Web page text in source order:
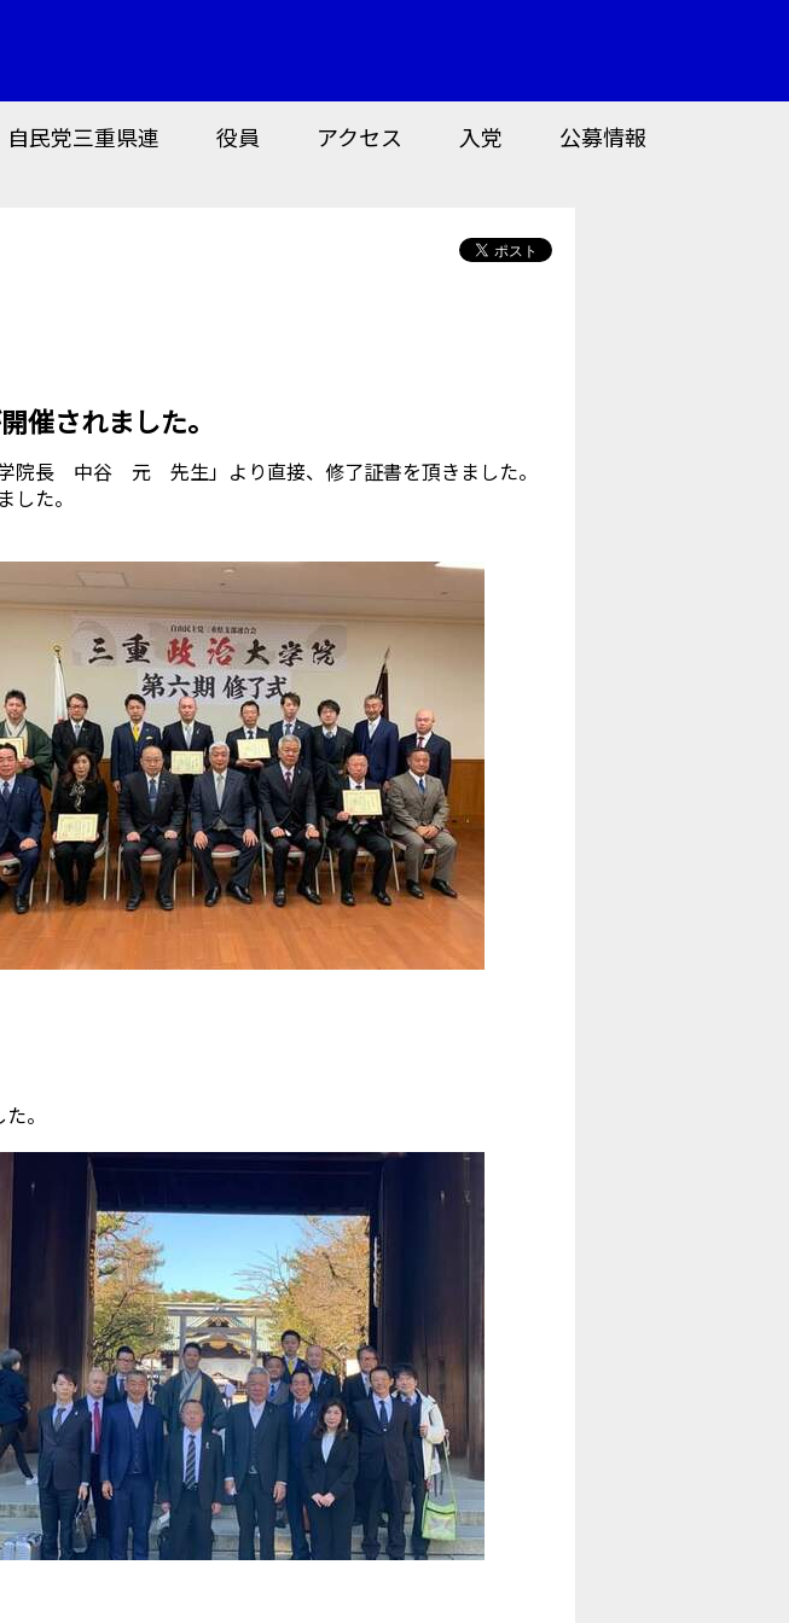
自民党三重県連 役員 アクセス 入党 公募情報
催されました。
院長 中谷 元 先生」より直接、修了証書を頂きました。
た。
。